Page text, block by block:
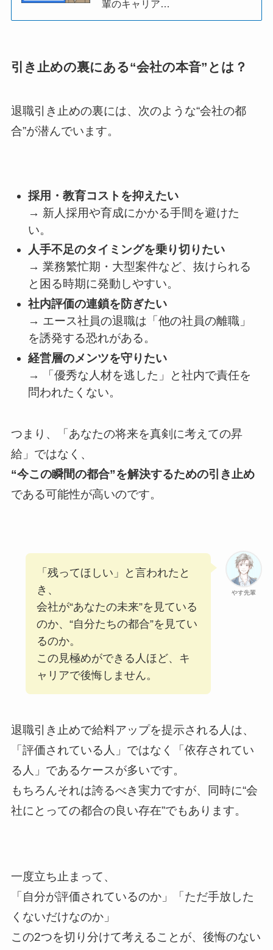
輩のキャリア…
引き止めの裏にある“会社の本音”とは？
退職引き止めの裏には、次のような“会社の都
合”が潜んでいます。
採用・教育コストを抑えたい
→ 新人採用や育成にかかる手間を避けた
い。
人手不足のタイミングを乗り切りたい
→ 業務繁忙期・大型案件など、抜けられる
と困る時期に発動しやすい。
社内評価の連鎖を防ぎたい
→ エース社員の退職は「他の社員の離職」
を誘発する恐れがある。
経営層のメンツを守りたい
→ 「優秀な人材を逃した」と社内で責任を
問われたくない。
つまり、「あなたの将来を真剣に考えての昇
給」ではなく、
“今この瞬間の都合”を解決するための引き止め
である可能性が高いのです。
やす先輩
「残ってほしい」と言われたと
き、
会社が“あなたの未来”を見ている
のか、“自分たちの都合”を見てい
るのか。
この見極めができる人ほど、キ
ャリアで後悔しません。
退職引き止めで給料アップを提示される人は、
「評価されている人」ではなく「依存されてい
る人」であるケースが多いです。
もちろんそれは誇るべき実力ですが、同時に“会
社にとっての都合の良い存在”でもあります。
一度立ち止まって、
「自分が評価されているのか」「ただ手放した
くないだけなのか」
この2つを切り分けて考えることが、後悔のない